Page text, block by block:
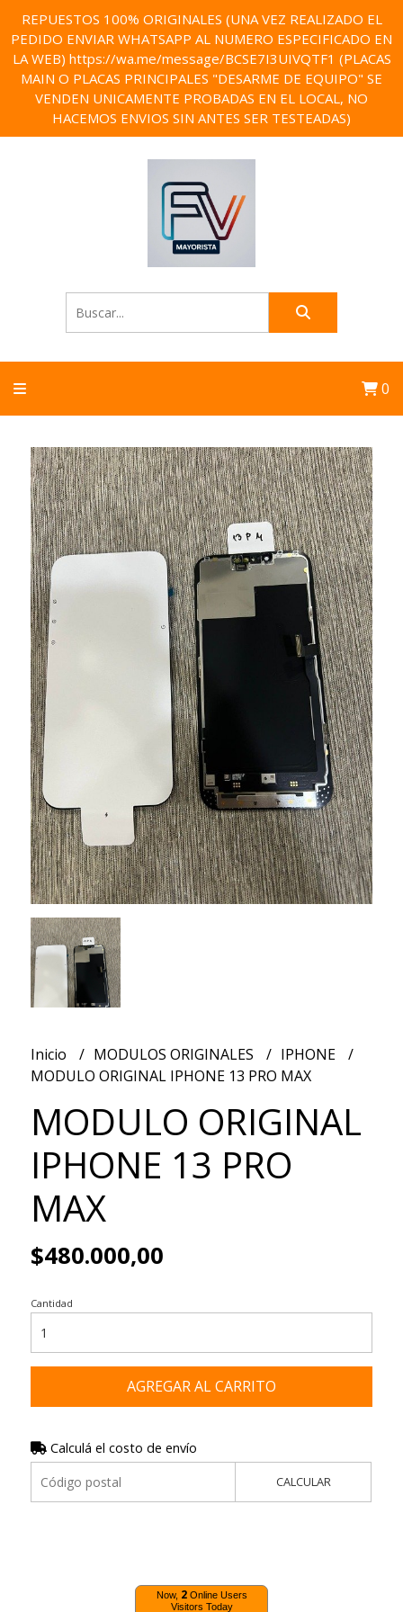
REPUESTOS 100% ORIGINALES (UNA VEZ REALIZADO EL
PEDIDO ENVIAR WHATSAPP AL NUMERO ESPECIFICADO EN
LA WEB) https://wa.me/message/BCSE7I3UIVQTF1 (PLACAS
MAIN O PLACAS PRINCIPALES "DESARME DE EQUIPO" SE
VENDEN UNICAMENTE PROBADAS EN EL LOCAL, NO
HACEMOS ENVIOS SIN ANTES SER TESTEADAS)
0
Inicio MODULOS ORIGINALES
IPHONE
MODULO ORIGINAL IPHONE 13 PRO MAX
MODULO ORIGINAL
IPHONE 13 PRO
MAX
$480.000,00
Cantidad
AGREGAR AL CARRITO
Calculá el costo de envío
CALCULAR
Now, 2Online Users
Visitors Today